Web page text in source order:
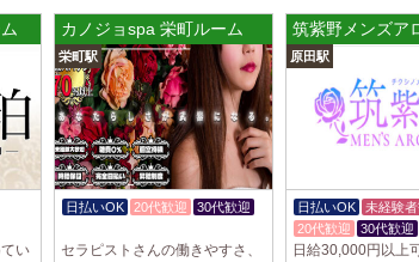
2025/03/28[東海
デビルキャット
24時間営業！自
室待機でゆっく
意して…
い
カノジョspa 栄町ルーム
栄町駅
日払いOK 20代歓迎
30代歓迎
セラピストさんの働きやすさ、
筑紫野メンズア
原田駅
日払いOK
未経験
20代歓迎
30代歓迎
日給30,000円以上